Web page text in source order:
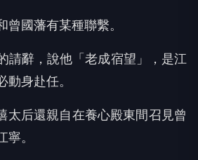
國藩有某種聯繫。
請辭，說他「老成宿望」，是江
身赴任。
后還親自在養心殿東間召見曾
。